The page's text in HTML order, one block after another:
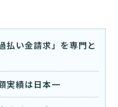
払い金請求」を専門と
実績は日本一